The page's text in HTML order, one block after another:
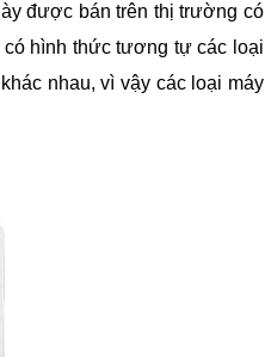
được bán trên thị trường có
hình thức tương tự các loại
nhau, vì vậy các loại máy